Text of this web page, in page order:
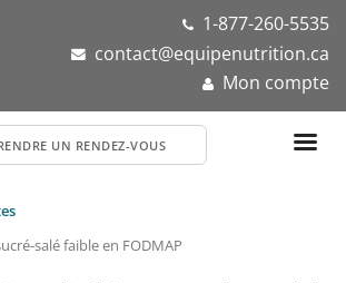
1-877-260-5535
contact@equipenutrition.ca
Mon compte
UN RENDEZ-VOUS
salé faible en FODMAP